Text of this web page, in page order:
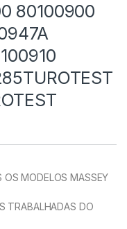
80100900
MODELOS MASSEY
TRABALHADAS DO